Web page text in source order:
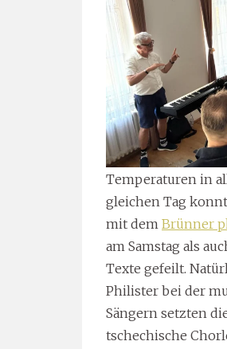
Temperaturen in
gleichen Tag
mit dem Brünner
am Samstag als
Texte gefeilt.
Philister bei der
Sängern setzten
tschechische